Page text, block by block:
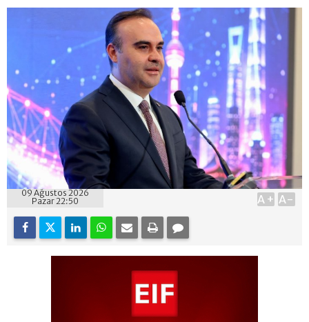
09 Ağustos 2026
Pazar 22:50
A+ A-